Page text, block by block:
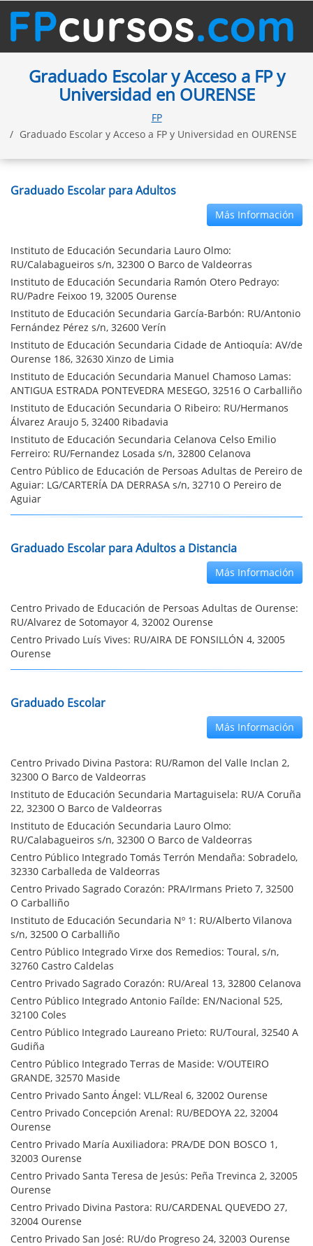
Graduado Escolar y Acceso a FP y
Universidad en OURENSE
FP
Graduado Escolar y Acceso a FP y Universidad en OURENSE
Graduado Escolar para Adultos
Más Información
Instituto de Educación Secundaria Lauro Olmo:
RU/Calabagueiros s/n, 32300 O Barco de Valdeorras
Instituto de Educación Secundaria Ramón Otero Pedrayo:
RU/Padre Feixoo 19, 32005 Ourense
Instituto de Educación Secundaria García-Barbón: RU/Antonio
Fernández Pérez s/n, 32600 Verín
Instituto de Educación Secundaria Cidade de Antioquía: AV/de
Ourense 186, 32630 Xinzo de Limia
Instituto de Educación Secundaria Manuel Chamoso Lamas:
ANTIGUA ESTRADA PONTEVEDRA MESEGO, 32516 O Carballiño
Instituto de Educación Secundaria O Ribeiro: RU/Hermanos
Álvarez Araujo 5, 32400 Ribadavia
Instituto de Educación Secundaria Celanova Celso Emilio
Ferreiro: RU/Fernandez Losada s/n, 32800 Celanova
Centro Público de Educación de Persoas Adultas de Pereiro de
Aguiar: LG/CARTERÍA DA DERRASA s/n, 32710 O Pereiro de
Aguiar
Graduado Escolar para Adultos a Distancia
Más Información
Centro Privado de Educación de Persoas Adultas de Ourense:
RU/Alvarez de Sotomayor 4, 32002 Ourense
Centro Privado Luís Vives: RU/AIRA DE FONSILLÓN 4, 32005
Ourense
Graduado Escolar
Más Información
Centro Privado Divina Pastora: RU/Ramon del Valle Inclan 2,
32300 O Barco de Valdeorras
Instituto de Educación Secundaria Martaguisela: RU/A Coruña
22, 32300 O Barco de Valdeorras
Instituto de Educación Secundaria Lauro Olmo:
RU/Calabagueiros s/n, 32300 O Barco de Valdeorras
Centro Público Integrado Tomás Terrón Mendaña: Sobradelo,
32330 Carballeda de Valdeorras
Centro Privado Sagrado Corazón: PRA/Irmans Prieto 7, 32500
O Carballiño
Instituto de Educación Secundaria Nº 1: RU/Alberto Vilanova
s/n, 32500 O Carballiño
Centro Público Integrado Virxe dos Remedios: Toural, s/n,
32760 Castro Caldelas
Centro Privado Sagrado Corazón: RU/Areal 13, 32800 Celanova
Centro Público Integrado Antonio Faílde: EN/Nacional 525,
32100 Coles
Centro Público Integrado Laureano Prieto: RU/Toural, 32540 A
Gudiña
Centro Público Integrado Terras de Maside: V/OUTEIRO
GRANDE, 32570 Maside
Centro Privado Santo Ángel: VLL/Real 6, 32002 Ourense
Centro Privado Concepción Arenal: RU/BEDOYA 22, 32004
Ourense
Centro Privado María Auxiliadora: PRA/DE DON BOSCO 1,
32003 Ourense
Centro Privado Santa Teresa de Jesús: Peña Trevinca 2, 32005
Ourense
Centro Privado Divina Pastora: RU/CARDENAL QUEVEDO 27,
32004 Ourense
Centro Privado San José: RU/do Progreso 24, 32003 Ourense